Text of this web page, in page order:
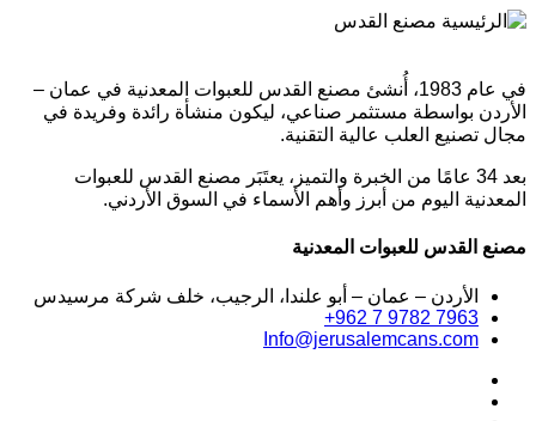
في عام 1983، أُنشئ مصنع القدس للعبوات المعدنية في عمان –
الأردن بواسطة مستثمر صناعي، ليكون منشأة رائدة وفريدة في
مجال تصنيع العلب عالية التقنية.
بعد 34 عامًا من الخبرة والتميز، يعتَبَر مصنع القدس للعبوات
المعدنية اليوم من أبرز وأهم الأسماء في السوق الأردني.
مصنع القدس للعبوات المعدنية
الأردن – عمان – أبو علندا، الرجيب، خلف شركة مرسيدس
+962 7 9782 7963
Info@jerusalemcans.com